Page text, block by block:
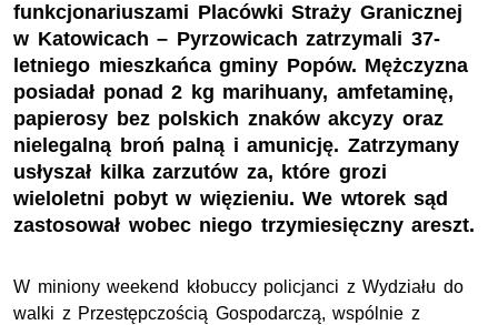
funkcjonariuszami Placówki Straży Granicznej
w Katowicach – Pyrzowicach zatrzymali 37-
letniego mieszkańca gminy Popów. Mężczyzna
posiadał ponad 2 kg marihuany, amfetaminę,
papierosy bez polskich znaków akcyzy oraz
nielegalną broń palną i amunicję. Zatrzymany
usłyszał kilka zarzutów za, które grozi
wieloletni pobyt w więzieniu. We wtorek sąd
zastosował wobec niego trzymiesięczny areszt.
W miniony weekend kłobuccy policjanci z Wydziału do
walki z Przestępczością Gospodarczą, wspólnie z